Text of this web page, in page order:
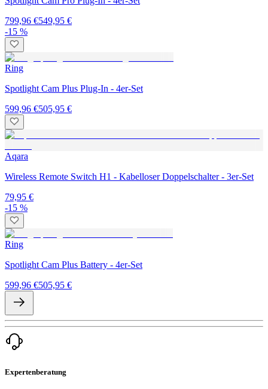
799,96 €549,95 €
-15 %
Ring
Spotlight Cam Plus Plug-In - 4er-Set
599,96 €505,95 €
Aqara
Wireless Remote Switch H1 - Kabelloser Doppelschalter - 3er-Set
79,95 €
-15 %
Ring
Spotlight Cam Plus Battery - 4er-Set
599,96 €505,95 €
Expertenberatung